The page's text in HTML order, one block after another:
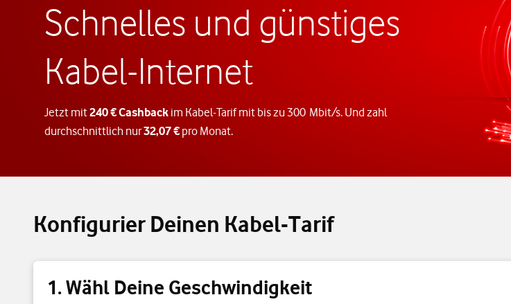
Schnelles und günstiges
Kabel-Internet
Jetzt mit240 € Cashback im Kabel-Tarif mit bis zu 300 Mbit/s. Und zahl
durchschnittlich nur32,07 € pro Monat.
Konfigurier Deinen Kabel-Tarif
1. Wähl Deine Geschwindigkeit